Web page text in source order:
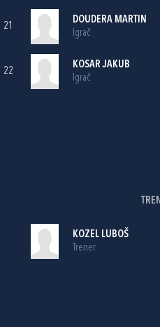
21
DOUDERA MARTIN
Igrač
22
KOSAR JAKUB
Igrač
KOZEL LUBOŠ
Trener